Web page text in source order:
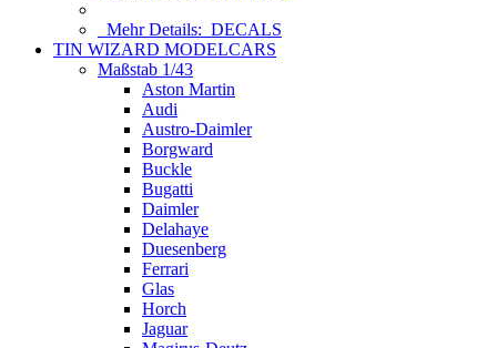
Mehr Details: DECALS
TIN WIZARD MODELCARS
Maßstab 1/43
Aston Martin
Audi
Austro-Daimler
Borgward
Buckle
Bugatti
Daimler
Delahaye
Duesenberg
Ferrari
Glas
Horch
Jaguar